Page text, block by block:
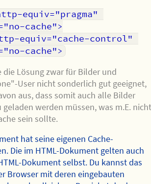
equiv="pragma"
cache">
equiv="cache-control"
die Lösung zwar für Bilder und
User nicht sonderlich gut geeignet,
aus, dass somit auch alle Bilder
geladen werden müssen, was m.E.
sein sollte.
hat seine eigenen Cache-
Die im HTML-Dokument gelten auch
Dokument selbst. Du kannst das
Browser mit deren eingebauten